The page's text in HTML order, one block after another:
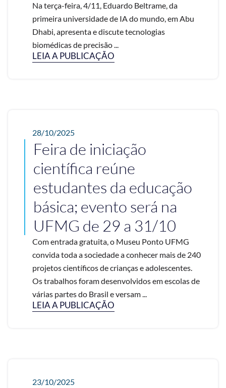
Na terça-feira, 4/11, Eduardo Beltrame, da
primeira universidade de IA do mundo, em Abu
Dhabi, apresenta e discute tecnologias
biomédicas de precisão ...
LEIA A PUBLICAÇÃO
28/10/2025
Feira de iniciação
científica reúne
estudantes da educação
básica; evento será na
UFMG de 29 a 31/10
Com entrada gratuita, o Museu Ponto UFMG
convida toda a sociedade a conhecer mais de 240
projetos científicos de crianças e adolescentes.
Os trabalhos foram desenvolvidos em escolas de
várias partes do Brasil e versam ...
LEIA A PUBLICAÇÃO
23/10/2025